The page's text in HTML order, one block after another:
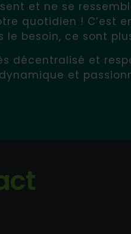
et ne se
quotidien ! C’est
le besoin, ce sont
décentralisé et
et